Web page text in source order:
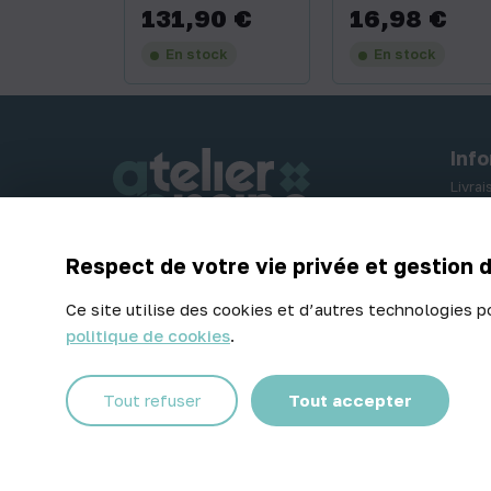
Respect de votre vie privée et gestion
Ce site utilise des cookies et d’autres technologies
politique de cookies.
Tout accepter
Tout refuser
Prix
131,90 €
En stock
Prix
16,98 €
En stock
Facebook